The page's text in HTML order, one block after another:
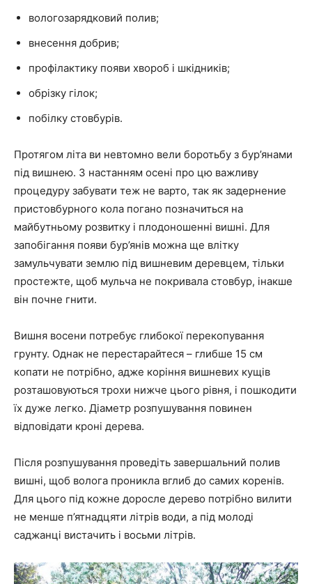
вологозарядковий полив;
внесення добрив;
профілактику появи хвороб і шкідників;
обрізку гілок;
побілку стовбурів.
Протягом літа ви невтомно вели боротьбу з бур’янами
під вишнею. З настанням осені про цю важливу
процедуру забувати теж не варто, так як задернение
пристовбурного кола погано позначиться на
майбутньому розвитку і плодоношенні вишні. Для
запобігання появи бур’янів можна ще влітку
замульчувати землю під вишневим деревцем, тільки
простежте, щоб мульча не покривала стовбур, інакше
він почне гнити.
Вишня восени потребує глибокої перекопування
грунту. Однак не перестарайтеся – глибше 15 см
копати не потрібно, адже коріння вишневих кущів
розташовуються трохи нижче цього рівня, і пошкодити
їх дуже легко. Діаметр розпушування повинен
відповідати кроні дерева.
Після розпушування проведіть завершальний полив
вишні, щоб волога проникла вглиб до самих коренів.
Для цього під кожне доросле дерево потрібно вилити
не менше п’ятнадцяти літрів води, а під молоді
саджанці вистачить і восьми літрів.